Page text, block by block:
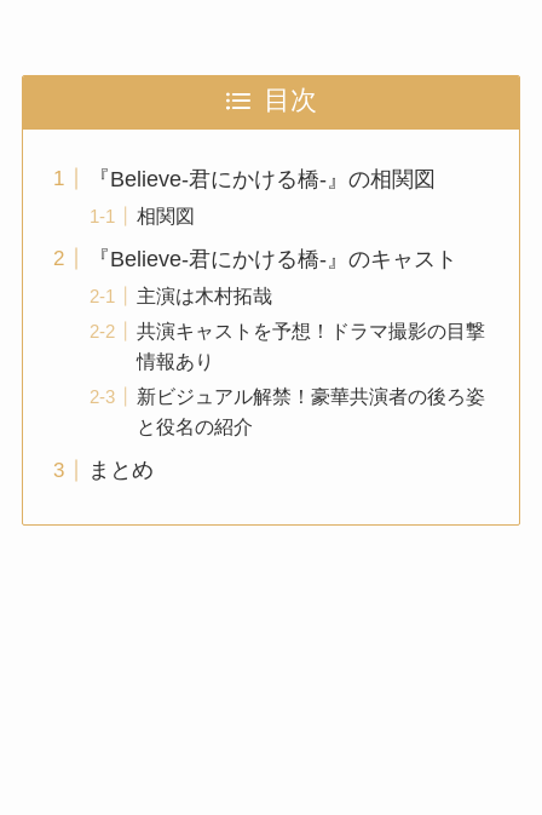
目次
『Believe-君にかける橋-』の相関図
相関図
『Believe-君にかける橋-』のキャスト
主演は木村拓哉
共演キャストを予想！ドラマ撮影の目撃
情報あり
新ビジュアル解禁！豪華共演者の後ろ姿
と役名の紹介
まとめ